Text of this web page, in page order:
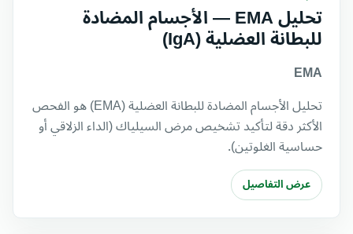
تحليل EMA — الأجسام المضادة
للبطانة العضلية (IgA)
EMA
تحليل الأجسام المضادة للبطانة العضلية (EMA) هو الفحص
الأكثر دقة لتأكيد تشخيص مرض السيلياك (الداء الزلاقي أو
حساسية الغلوتين).
عرض التفاصيل